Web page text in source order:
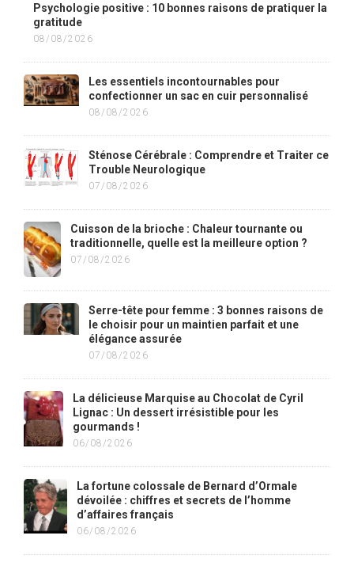
Psychologie positive : 10 bonnes raisons de pratiquer la
gratitude
08/08/2026
Les essentiels incontournables pour
confectionner un sac en cuir personnalisé
08/08/2026
Sténose Cérébrale : Comprendre et Traiter ce
Trouble Neurologique
07/08/2026
Cuisson de la brioche : Chaleur tournante ou
traditionnelle, quelle est la meilleure option ?
07/08/2026
Serre-tête pour femme : 3 bonnes raisons de
le choisir pour un maintien parfait et une
élégance assurée
07/08/2026
La délicieuse Marquise au Chocolat de Cyril
Lignac : Un dessert irrésistible pour les
gourmands !
06/08/2026
La fortune colossale de Bernard d’Ormale
dévoilée : chiffres et secrets de l’homme
d’affaires français
06/08/2026